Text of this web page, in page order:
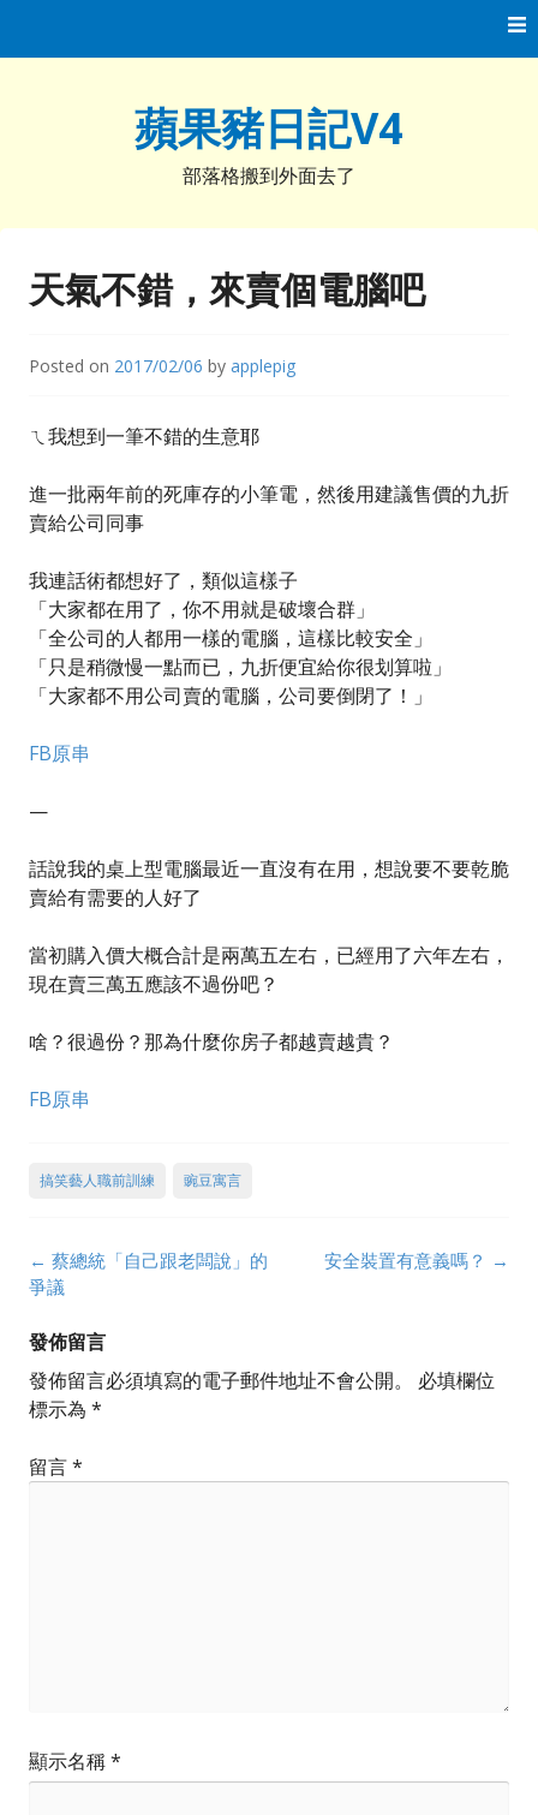
蘋果豬日記V4
部落格搬到外面去了
天氣不錯，來賣個電腦吧
Posted on 2017/02/06 by applepig
ㄟ我想到一筆不錯的生意耶
進一批兩年前的死庫存的小筆電，然後用建議售價的九折
賣給公司同事
我連話術都想好了，類似這樣子
「大家都在用了，你不用就是破壞合群」
「全公司的人都用一樣的電腦，這樣比較安全」
「只是稍微慢一點而已，九折便宜給你很划算啦」
「大家都不用公司賣的電腦，公司要倒閉了！」
FB原串
—
話說我的桌上型電腦最近一直沒有在用，想說要不要乾脆
賣給有需要的人好了
當初購入價大概合計是兩萬五左右，已經用了六年左右，
現在賣三萬五應該不過份吧？
啥？很過份？那為什麼你房子都越賣越貴？
FB原串
搞笑藝人職前訓練 豌豆寓言
Post
navigation
← 蔡總統「自己跟老闆說」的
爭議
安全裝置有意義嗎？ →
發佈留言
發佈留言必須填寫的電子郵件地址不會公開。
必填欄位
標示為 *
留言*
顯示名稱*